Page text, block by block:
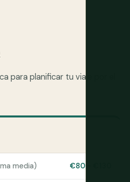
para planificar tu viaje por el
media) €80 - €130